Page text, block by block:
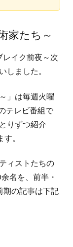
家たち～
イク前夜～次
しました。
」は毎週火曜
テレビ番組で
りずつ紹介
。
ィストたちの
名を、前半・
期の記事は下記